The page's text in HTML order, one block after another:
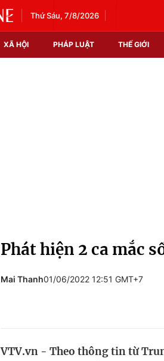
Thứ Sáu, 7/8/2026
XÃ HỘI PHÁP LUẬT THẾ GIỚI
Du lịch
Phát hiện 2 ca mắc
Mai Thanh01/06/2022 12:51 GMT+7
VTV.vn - Theo thông tin từ